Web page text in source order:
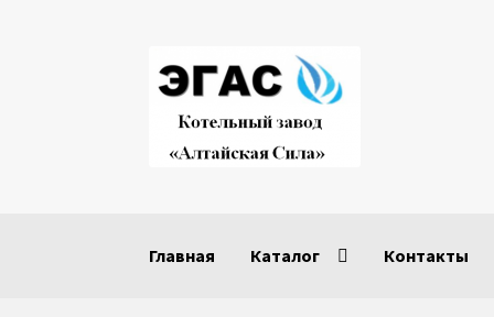
навигации
содержимому
Главная Каталог Контакты